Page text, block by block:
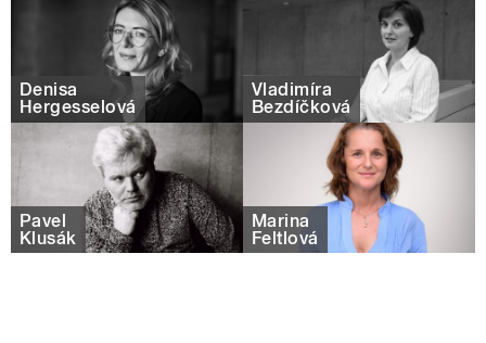
Denisa
Hergesselová
Vladimíra
Bezdíčková
Pavel
Klusák
Marina
Feltlová